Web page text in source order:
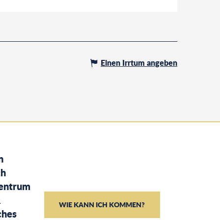
Einen Irrtum angeben
WIE KANN ICH KOMMEN?